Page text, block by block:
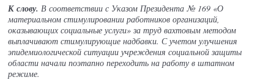
К слову.В соответствии с Указом Президента № 169 «О
материальном стимулировании работников организаций,
оказывающих социальные услуги» за труд вахтовым методом
выплачивают стимулирующие надбавки. С учетом улучшения
эпидемиологической ситуации учреждения социальной защиты
области начали поэтапно переходить на работу в штатном
режиме.